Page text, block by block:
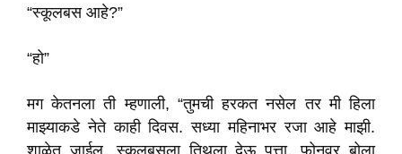
“स्कूलबस आहे?”
“हो”
मग केतनला ती म्हणाली, “तुमची हरकत नसेल तर मी हिला
माझ्याकडे नेते काही दिवस. सध्या महिनाभर रजा आहे माझी.
शाळेत जाईल. स्कूलबसला तिथला देऊ पत्ता. फोनवर बोला